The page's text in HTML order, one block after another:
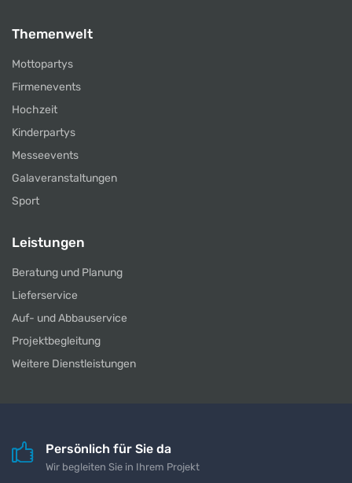
Themenwelt
Mottopartys
Firmenevents
Hochzeit
Kinderpartys
Messeevents
Galaveranstaltungen
Sport
Leistungen
Beratung und Planung
Lieferservice
Auf- und Abbauservice
Projektbegleitung
Weitere Dienstleistungen
Persönlich für Sie da
Wir begleiten Sie in Ihrem Projekt